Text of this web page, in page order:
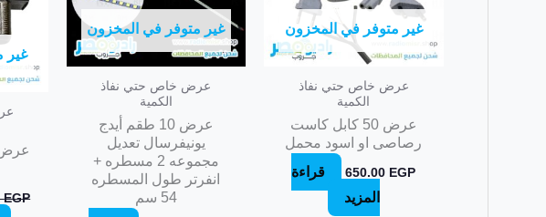
غير متوفر في المخزون
عرض خاص حتي نفاذ
الكمية
عرض 50 كابل كاست
رصاصى او اسود محمل
650.00 EGP
قراءة
المزيد
غير متوفر في المخزون
عرض خاص حتي نفاذ
الكمية
عرض 10 طقم أيدج
يونيفرسال تعديل
مجموعه 2 مسطره +
انفرتر طول المسطره
54 سم
غير
EGP